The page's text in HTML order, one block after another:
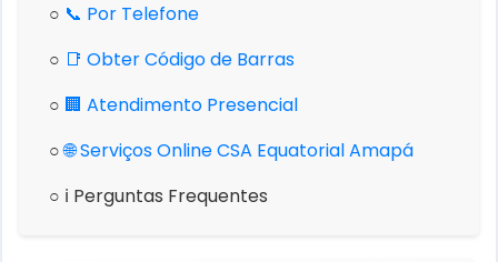
○ 📞 Por Telefone
○ 📑 Obter Código de Barras
○ 🏢 Atendimento Presencial
○ 🌐 Serviços Online CSA Equatorial Amapá
○ ℹ️ Perguntas Frequentes